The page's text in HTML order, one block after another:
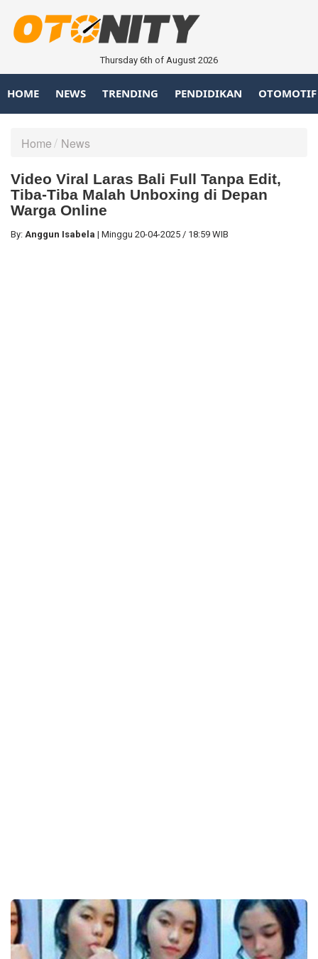
Thursday 6th of August 2026
HOME NEWS TRENDING PENDIDIKAN OTOMOTIF
Home News
Video Viral Laras Bali Full Tanpa Edit,
Tiba-Tiba Malah Unboxing di Depan
Warga Online
By: Anggun Isabela | Minggu 20-04-2025 / 18:59 WIB